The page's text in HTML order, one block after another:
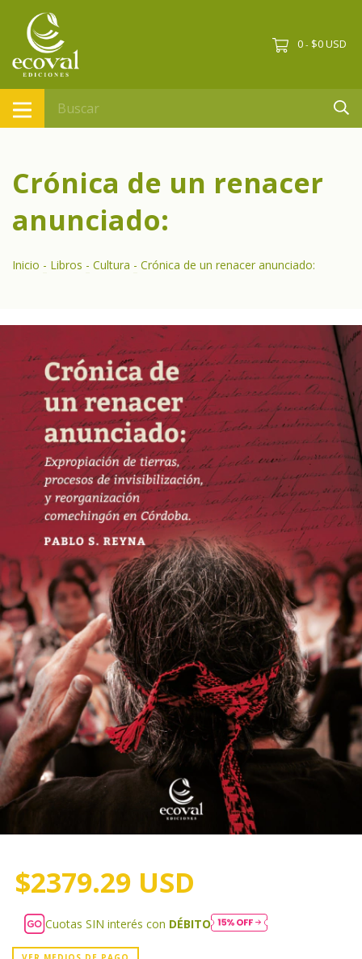
0 - $0 USD
Crónica de un renacer
anunciado:
Inicio - Libros - Cultura - Crónica de un renacer anunciado:
$2379.29 USD
Cuotas SIN interés con DÉBITO